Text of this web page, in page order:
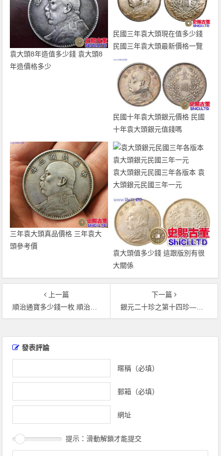
袁大頭8年造值多少錢 袁大頭8
年造價格多少
民國三年袁大頭現在值多少錢
民國三年袁大頭最新價格一覽
民國十年袁大頭銀元價格 民國
十年袁大頭銀元值錢嗎
三年袁大頭真品價格 三年袁大
頭參考價
袁大頭銀元民國三年各版本 袁
大頭銀元民國三年一元
袁大頭值多少錢 這跟版別有很
大關係
上一篇
順治通寶多少錢一枚 順治通寶最新價格表
下一篇
銀元二十珍之第十四珍——廣東省造壽字雙龍壹兩
發表評論
暱稱（必填）
郵箱（必填）
網址
提示：滑動解鎖才能提交